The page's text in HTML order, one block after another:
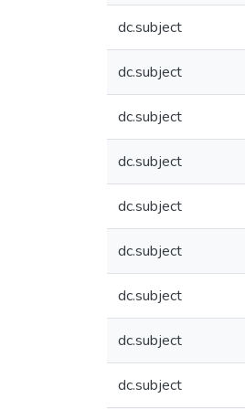
dc.subject
dc.subject
dc.subject
dc.subject
dc.subject
dc.subject
dc.subject
dc.subject
dc.subject